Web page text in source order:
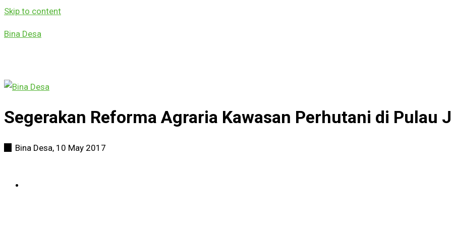
Skip to content
Bina Desa
Segerakan Reforma Agraria Kawasan Perhutani di Pulau
Bina Desa, 10 May 2017